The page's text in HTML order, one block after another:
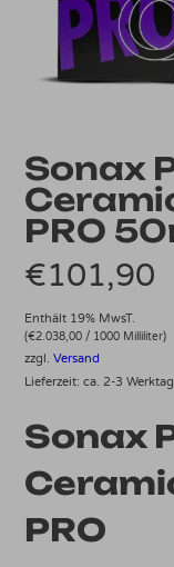
Sonax
PRO
€101,90
Enthält 19% MwsT.
(€2.038,00 / 1000 Milliliter)
zzgl.Versand
Lieferzeit: ca. 2-3
Sonax
PRO